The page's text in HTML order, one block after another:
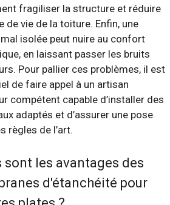
fragiliser la structure et réduire
de vie de la toiture. Enfin, une
isolée peut nuire au confort
en laissant passer les bruits
Pour pallier ces problèmes, il est
de faire appel à un artisan
compétent capable d’installer des
adaptés et d’assurer une pose
règles de l’art.
sont les avantages des
d'étanchéité pour